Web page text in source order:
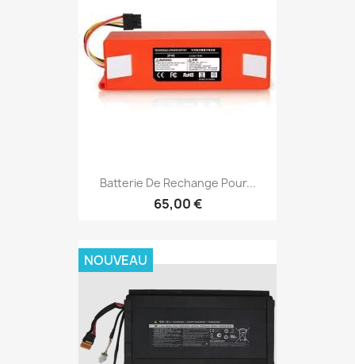
Batterie De Rechange Pour...
65,00 €
NOUVEAU